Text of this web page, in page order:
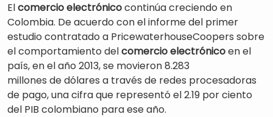
Elcomercio electrónicocontinúa creciendo en
Colombia. De acuerdo con el informe del primer
estudio contratado a PricewaterhouseCoopers sobre
el comportamiento delcomercio electrónicoen el
país, en el año 2013, se movieron 8.283
millones de dólares a través de redes procesadoras
de pago, una cifra que representó el 2.19 por ciento
del PIB colombiano para ese año.